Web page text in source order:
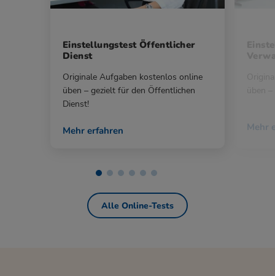
Einstellungstest Öffentlicher
Dienst
Originale Aufgaben kostenlos online
üben – gezielt für den Öffentlichen
Dienst!
Mehr erfahren Mehr
Alle Online-Tests